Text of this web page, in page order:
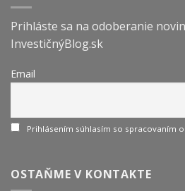
Prihláste sa na odoberanie
InvestičnýBlog.sk
Email
Prihlásením súhlasím so spracovaním
OSTAŇME V KONTAKTE